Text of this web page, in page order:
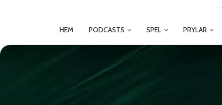
HEM PODCASTS SPEL PRYLAR